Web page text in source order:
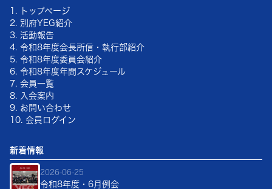
1. トップページ
2. 別府YEG紹介
3. 活動報告
4. 令和8年度会長所信・執行部紹介
5. 令和8年度委員会紹介
6. 令和8年度年間スケジュール
7. 会員一覧
8. 入会案内
9. お問い合わせ
10. 会員ログイン
新着情報
2026-06-25
令和8年度・6月例会